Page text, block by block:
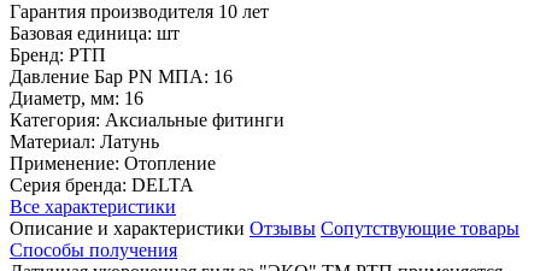
Гарантия производителя 10 лет
Базовая единица: шт
Бренд: РТП
Давление Бар PN МПА: 16
Диаметр, мм: 16
Категория: Аксиальные фитинги
Материал: Латунь
Применение: Отопление
Серия бренда: DELTA
Все характеристики
Описание и характеристики Отзывы Сопутствующие товары
Способы получения